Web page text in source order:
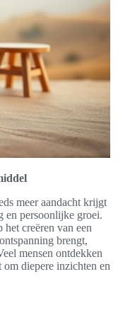
meer aandacht krijgt
en persoonlijke groei.
creëren van een
brengt,
mensen ontdekken
diepere inzichten en